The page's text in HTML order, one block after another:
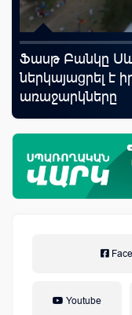
Ֆասթ Բանկը
ներկայացրել է
առաջարկները
Youtube